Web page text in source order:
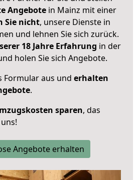
Angebote in Mainz mit einer
Sie nicht, unsere Dienste in
und lehnen Sie sich zurück.
18 Jahre Erfahrung in der
holen Sie sich Angebote.
Formular aus und erhalten
.
sparen, das
Angebote erhalten